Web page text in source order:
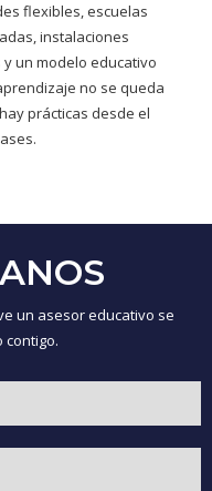
flexibles, escuelas
instalaciones
un modelo educativo
no se queda
prácticas desde el
un asesor educativo se
contigo.